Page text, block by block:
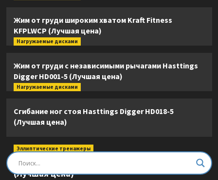
Жим от груди широким хватом Kraft Fitness
KFPLWCP (Лучшая цена)
Нагружаемые дисками
Жим от груди с независимыми рычагами Hasttings
Digger HD001-5 (Лучшая цена)
Нагружаемые дисками
Сгибание ног стоя Hasttings Digger HD018-5
(Лучшая цена)
Эллиптические тренажеры
Эллиптический тренажер DFC E8745T
(Лучшая цена)